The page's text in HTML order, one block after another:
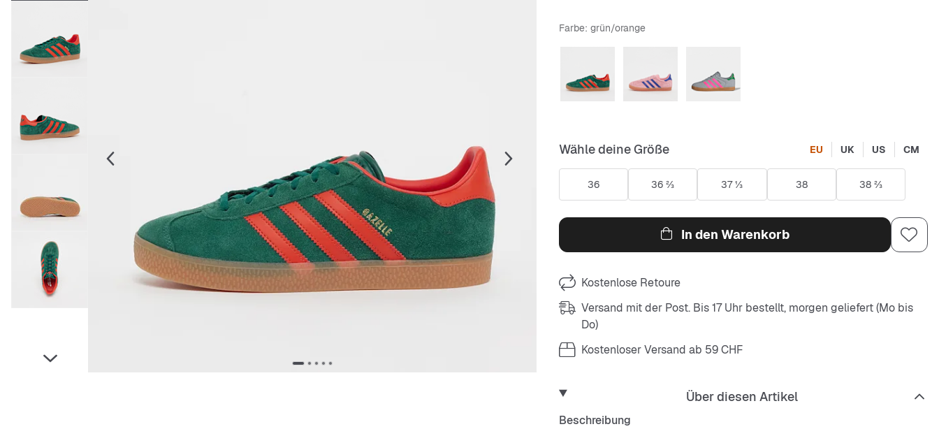
Farbe: grün/orange
Wähle deine Größe EU UK US CM
36 36 ⅔ 37 ⅓ 38 38 ⅔
In den Warenkorb
Kostenlose Retoure
Versand mit der Post. Bis 17 Uhr bestellt, morgen geliefert (Mo bis
Do)
Kostenloser Versand ab 59 CHF
Über diesen Artikel
Beschreibung